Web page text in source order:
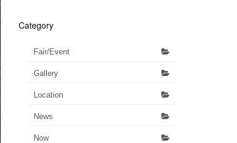
Category
Fair/Event
Gallery
Location
News
Now